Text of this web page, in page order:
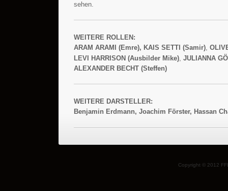
sehen.
WEITERE ROLLEN:
ARAM ARAMI (Emre), KAIS SETTI (Samir),
LEVI HARRISON (Ausbilder Mike) JULIANNA
ALEXANDER BECHT (Steffen)
WEITERE DARSTELLER:
Benjamin Erdmann, Joachim Förster, Hassan
Copyright © 2012